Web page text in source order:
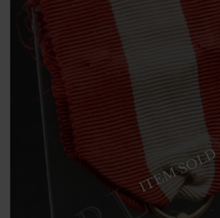
ITEM SOLD